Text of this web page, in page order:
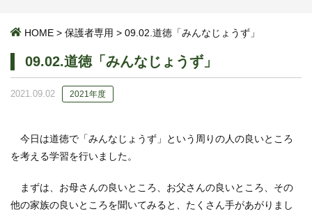
HOME > 保護者専用 > 09.02.道徳「みんなじょうず」
09.02.道徳「みんなじょうず」
2021.09.02 2021年度
今日は道徳で「みんなじょうず」という周りの人の良いところ
を考える学習を行いました。
まずは、お母さんの良いところ、お父さんの良いところ、その
他の家族の良いところを聞いてみると、たくさん手があがりまし